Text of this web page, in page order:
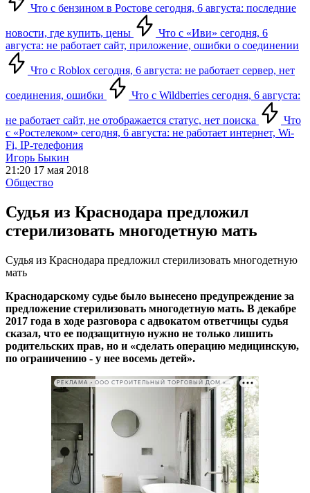
Что с бензином в Ростове сегодня, 6 августа: последние
новости, где купить, цены
Что с «Иви» сегодня, 6
августа: не работает сайт, приложение, ошибки о соединении
Что с Roblox сегодня, 6 августа: не работает сервер, нет
соединения, ошибки Что с Wildberries сегодня, 6 августа:
не работает сайт, не отображается статус, нет поиска
Что
с «Ростелеком» сегодня, 6 августа: не работает интернет, Wi-
Fi, IP-телефония
Игорь Быкин
21:20 17 мая 2018
Общество
Судья из Краснодара предложил
стерилизовать многодетную мать
Судья из Краснодара предложил стерилизовать многодетную
мать
Краснодарскому судье было вынесено предупреждение за
предложение стерилизовать многодетную мать. В декабре
2017 года в ходе разговора с адвокатом ответчицы судья
сказал, что ее подзащитную нужно не только лишить
родительских прав, но и «сделать операцию медицинскую,
по ограничению - у нее восемь детей».
РЕКЛАМА • ООО СТРОИТЕЛЬНЫЙ ТОРГОВЫЙ ДОМ «ПЕТРОВИЧ». ИНН: 7802348846